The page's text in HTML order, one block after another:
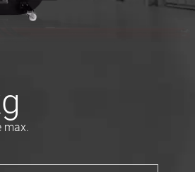
max.